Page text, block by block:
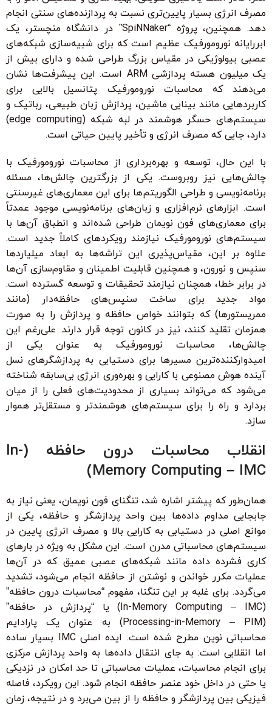
مصرف انرژی بسیار پایین‌تری نسبت به پردازنده‌های سنتی انجام
دهد. همچنین، پروژه “SpiNNaker” در دانشگاه منچستر، یک
ابررایانه نورومورفیک عظیم است که برای شبیه‌سازی شبکه‌های
عصبی بیولوژیکی در مقیاس بزرگ طراحی شده و دارای بیش از
یک میلیون هسته پردازشی ARM است. این پیشرفت‌ها نشان
می‌دهند که محاسبات نورومورفیک پتانسیل بالایی برای
کاربردهایی مانند بینایی ماشین، پردازش زبان طبیعی، رباتیک و
سیستم‌های حسگر هوشمند در لبه شبکه (edge computing)
دارد، جایی که مصرف انرژی و تأخیر پایین حیاتی است.
با این حال، توسعه و بهره‌برداری از محاسبات نورومورفیک با
چالش‌هایی نیز روبروست. یکی از بزرگترین چالش‌ها، مسئله
برنامه‌نویسی و طراحی الگوریتم‌ها برای این معماری‌های غیرسنتی
است. ابزارهای نرم‌افزاری و زبان‌های برنامه‌نویسی موجود عمدتاً
برای معماری‌های فون نویمان طراحی شده‌اند و انطباق آن‌ها با
سیستم‌های نورومورفیک نیازمند رویکردهای کاملاً جدید است.
علاوه بر این، مقیاس‌پذیری این تراشه‌ها به ابعاد میلیاردها
سنپس و نورون، و همچنین قابلیت اطمینان و مقاوم‌سازی آن‌ها
در برابر خطا، همچنان نیازمند تحقیقات و توسعه گسترده است.
مواد جدید برای ساخت سنپس‌های حافظه‌دار (مانند
ممریستورها) که بتوانند خواص حافظه و پردازش را به صورت
همزمان تقلید کنند، نیز در کانون توجه قرار دارند. علی‌رغم این
چالش‌ها، محاسبات نورومورفیک به عنوان یکی از
امیدوارکننده‌ترین مسیرها برای دستیابی به پردازشگرهای نسل
آینده هوش مصنوعی با کارایی و بهره‌وری انرژی بی‌سابقه شناخته
می‌شود که می‌تواند بسیاری از محدودیت‌های فعلی را از میان
بردارد و راه را برای سیستم‌های هوشمندتر و مستقل‌تر هموار
سازد.
انقلاب محاسبات درون حافظه (In-
Memory Computing – IMC)
همان‌طور که پیشتر اشاره شد، تنگنای فون نویمان، یعنی نیاز به
جابجایی مداوم داده‌ها بین واحد پردازشگر و حافظه، یکی از
موانع اصلی در دستیابی به کارایی بالا و مصرف انرژی پایین در
سیستم‌های محاسباتی مدرن است. این مشکل به ویژه در بارهای
کاری فشرده داده مانند شبکه‌های عصبی عمیق که در آن‌ها
عملیات مکرر خواندن و نوشتن از حافظه انجام می‌شود، تشدید
می‌گردد. برای غلبه بر این تنگنا، مفهوم “محاسبات درون حافظه”
(In-Memory Computing – IMC) یا “پردازش در حافظه”
(Processing-in-Memory – PIM) به عنوان یک پارادایم
محاسباتی نوین مطرح شده است. ایده اصلی IMC بسیار ساده
اما انقلابی است: به جای انتقال داده‌ها به واحد پردازش مرکزی
برای انجام محاسبات، عملیات محاسباتی تا حد امکان در نزدیکی
یا حتی در داخل خود عنصر حافظه انجام شود. این رویکرد، فاصله
فیزیکی بین پردازشگر و حافظه را از بین می‌برد و در نتیجه، زمان